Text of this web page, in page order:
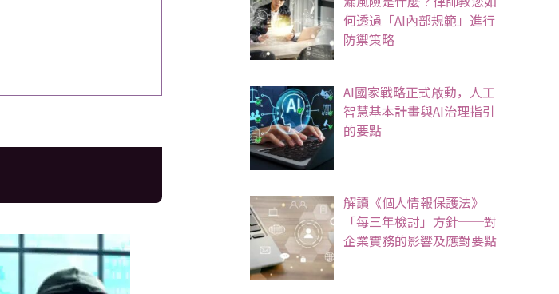
何透過「AI內部規範」進行
防禦策略
AI國家戰略正式啟動，人工
智慧基本計畫與AI治理指引
的要點
解讀《個人情報保護法》
「每三年檢討」方針──對
企業實務的影響及應對要點